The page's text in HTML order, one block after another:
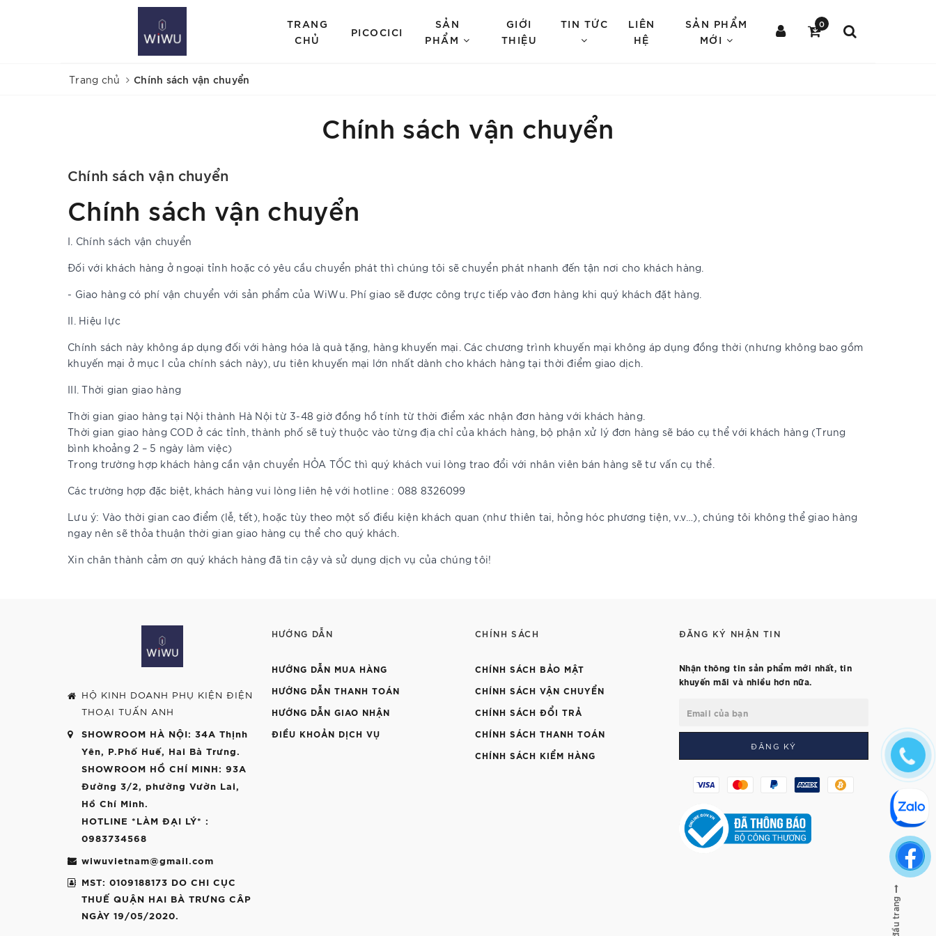
TRANG
CHỦ
PICOCICI
SẢN
PHẨM
GIỚI
THIỆU
TIN TỨC
LIÊN
HỆ
SẢN PHẨM
MỚI
0
Trang chủ Chính sách vận chuyển
Chính sách vận chuyển
Chính sách vận chuyển
Chính sách vận chuyển
I. Chính sách vận chuyển
Đối với khách hàng ở ngoại tỉnh hoặc có yêu cầu chuyển phát thì chúng tôi sẽ chuyển phát nhanh đến tận nơi cho khách hàng.
- Giao hàng có phí vận chuyển với sản phẩm của WiWu. Phí giao sẽ được công trực tiếp vào đơn hàng khi quý khách đặt hàng.
II. Hiệu lực
Chính sách này không áp dụng đối với hàng hóa là quà tặng, hàng khuyến mại. Các chương trình khuyến mại không áp dụng đồng thời (nhưng không bao gồm
khuyến mại ở mục I của chính sách này), ưu tiên khuyến mại lớn nhất dành cho khách hàng tại thời điểm giao dịch.
III. Thời gian giao hàng
Thời gian giao hàng tại Nội thành Hà Nội từ 3-48 giờ đồng hồ tính từ thời điểm xác nhận đơn hàng với khách hàng.
Thời gian giao hàng COD ở các tỉnh, thành phố sẽ tuỳ thuộc vào từng địa chỉ của khách hàng, bộ phận xử lý đơn hàng sẽ báo cụ thể với khách hàng (Trung
bình khoảng 2 – 5 ngày làm việc)
Trong trường hợp khách hàng cần vận chuyển HỎA TỐC thì quý khách vui lòng trao đổi với nhân viên bán hàng sẽ tư vấn cụ thể.
Các trường hợp đặc biệt, khách hàng vui lòng liên hệ với hotline : 088 8326099
Lưu ý: Vào thời gian cao điểm (lễ, tết), hoặc tùy theo một số điều kiện khách quan (như thiên tai, hỏng hóc phương tiện, v.v…), chúng tôi không thể giao hàng
ngay nên sẽ thỏa thuận thời gian giao hàng cụ thể cho quý khách.
Xin chân thành cảm ơn quý khách hàng đã tin cậy và sử dụng dịch vụ của chúng tôi!
HỘ KINH DOANH PHỤ KIỆN ĐIỆN
THOẠI TUẤN ANH
SHOWROOM HÀ NỘI: 34A Thịnh
Yên, P.Phố Huế, Hai Bà Trưng.
SHOWROOM HỒ CHÍ MINH: 93A
Đường 3/2, phường Vườn Lai,
Hồ Chí Minh.
HOTLINE *LÀM ĐẠI LÝ* :
0983734568
wiwuvietnam@gmail.com
MST: 0109188173 DO CHI CỤC
THUẾ QUẬN HAI BÀ TRƯNG CÂP
NGÀY 19/05/2020.
HƯỚNG DẪN
HƯỚNG DẪN MUA HÀNG
HƯỚNG DẪN THANH TOÁN
HƯỚNG DẪN GIAO NHẬN
ĐIỀU KHOẢN DỊCH VỤ
CHÍNH SÁCH
CHÍNH SÁCH BẢO MẬT
CHÍNH SÁCH VẬN CHUYỂN
CHÍNH SÁCH ĐỔI TRẢ
CHÍNH SÁCH THANH TOÁN
CHÍNH SÁCH KIỂM HÀNG
ĐĂNG KÝ NHẬN TIN
Nhận thông tin sản phẩm mới nhất, tin
khuyến mãi và nhiều hơn nữa.
ĐĂNG KÝ